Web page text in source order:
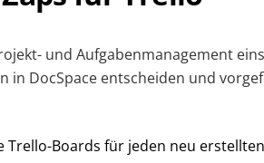
und Aufgabenmanagement
in DocSpace entscheiden und
Trello-Boards für jeden neu erstellten